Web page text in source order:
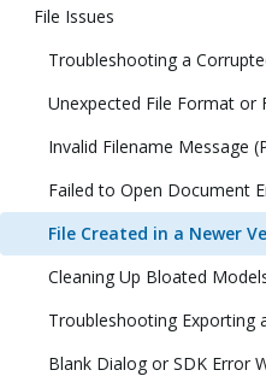
File Issues
Troubleshooting a
Unexpected File Format or
Invalid Filename Message
Failed to Open Document
File Created in a Newer
Cleaning Up Bloated
Troubleshooting Exporting
Blank Dialog or SDK Error